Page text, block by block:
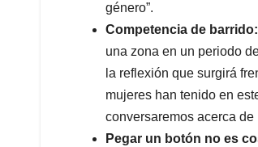
género”.
Competencia de barrido:
una zona en un periodo
la reflexión que surgirá
mujeres han tenido en
conversaremos acerca
Pegar un botón no es